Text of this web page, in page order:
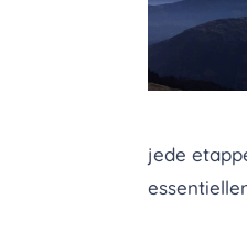
jede